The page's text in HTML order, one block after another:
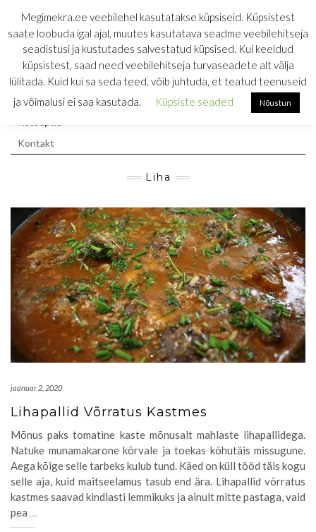
content
MEGIMEKRA
RETSEPTIKOGU
söömine on ainus töö, mis toidab
Esileht
Kontakt
Liha
jaanuar 2, 2020
Lihapallid Võrratus Kastmes
Mõnus paks tomatine kaste mõnusalt mahlaste lihapallidega.
Natuke munamakarone kõrvale ja toekas kõhutäis missugune.
Aega kõige selle tarbeks kulub tund. Käed on küll tööd täis kogu
selle aja, kuid maitseelamus tasub end ära. Lihapallid võrratus
kastmes saavad kindlasti lemmikuks ja ainult mitte pastaga, vaid
pea …
Megimekra.ee veebilehel kasutatakse küpsiseid. Küpsistest
saate loobuda igal ajal, muutes kasutatava seadme veebilehitseja
seadistusi ja kustutades salvestatud küpsised. Kui keeldud
küpsistest, saad need veebilehitseja turvaseadete alt välja
lülitada. Kuid kui sa seda teed, võib juhtuda, et teatud teenuseid
ja võimalusi ei saa kasutada.
Küpsiste seaded Nõustun